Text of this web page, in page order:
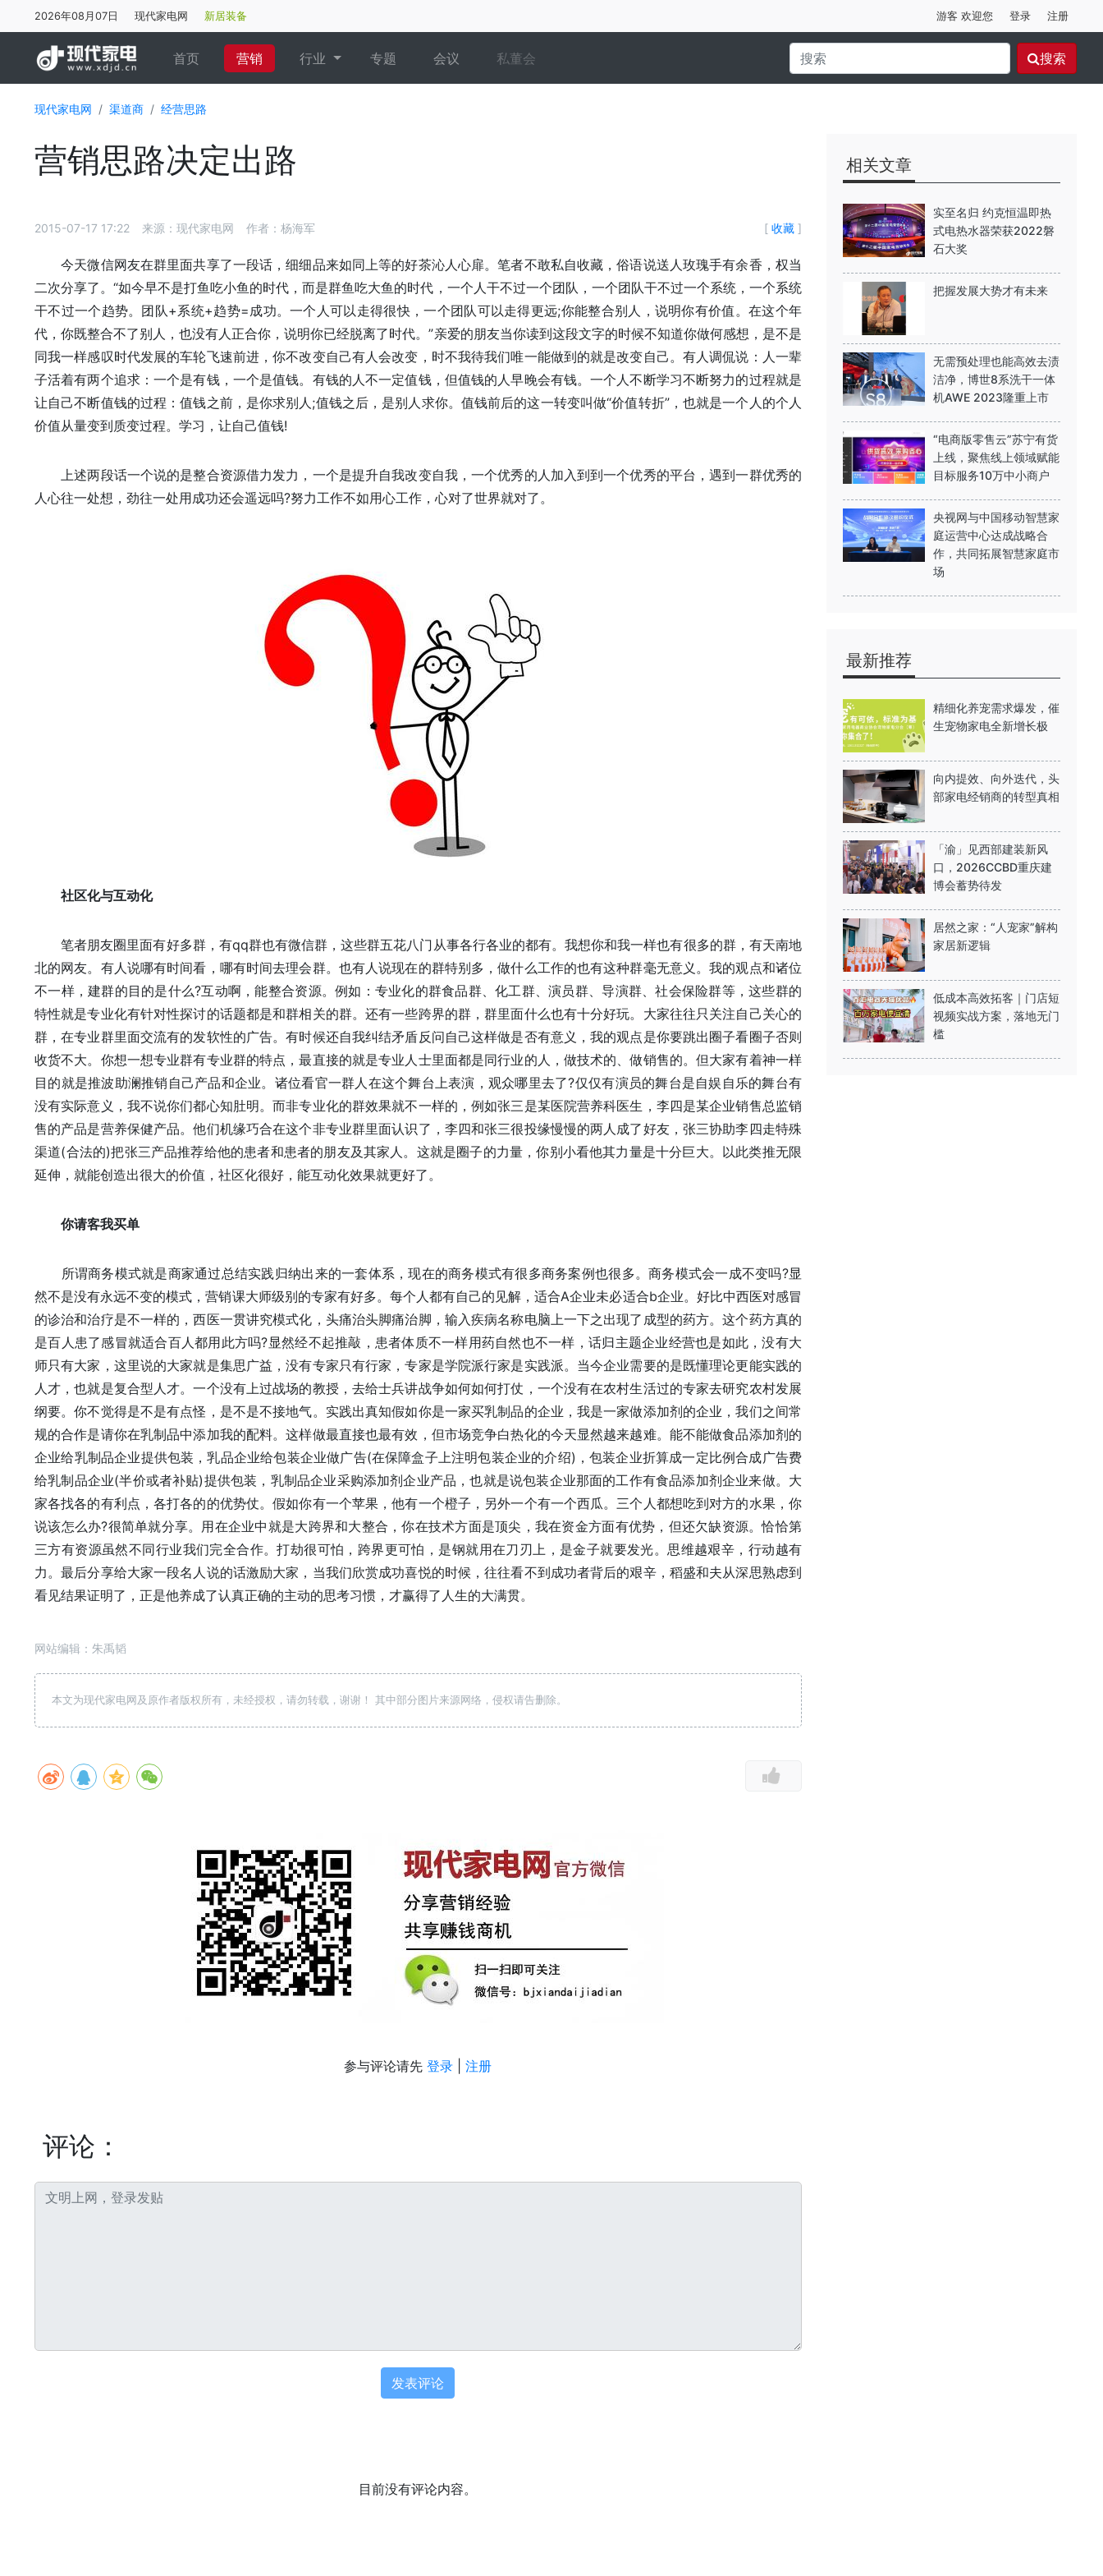
2026年08月07日 现代家电网 新居装备 游客 欢迎您 登录 注册
首页(current)
营销 行业 专题 会议 私董会 搜索
现代家电网 渠道商 经营思路
营销思路决定出路
2015-07-17 17:22 来源：现代家电网 作者：杨海军 [ 收藏]
今天微信网友在群里面共享了一段话，细细品来如同上等的好茶沁人心扉。笔者不敢私自收藏，俗语说送人玫瑰手有余香，权当
二次分享了。“如今早不是打鱼吃小鱼的时代，而是群鱼吃大鱼的时代，一个人干不过一个团队，一个团队干不过一个系统，一个系统
干不过一个趋势。团队+系统+趋势=成功。一个人可以走得很快，一个团队可以走得更远;你能整合别人，说明你有价值。在这个年
代，你既整合不了别人，也没有人正合你，说明你已经脱离了时代。”亲爱的朋友当你读到这段文字的时候不知道你做何感想，是不是
同我一样感叹时代发展的车轮飞速前进，你不改变自己有人会改变，时不我待我们唯一能做到的就是改变自己。有人调侃说：人一辈
子活着有两个追求：一个是有钱，一个是值钱。有钱的人不一定值钱，但值钱的人早晚会有钱。一个人不断学习不断努力的过程就是
让自己不断值钱的过程：值钱之前，是你求别人;值钱之后，是别人求你。值钱前后的这一转变叫做“价值转折”，也就是一个人的个人
价值从量变到质变过程。学习，让自己值钱!
上述两段话一个说的是整合资源借力发力，一个是提升自我改变自我，一个优秀的人加入到到一个优秀的平台，遇到一群优秀的
人心往一处想，劲往一处用成功还会遥远吗?努力工作不如用心工作，心对了世界就对了。
社区化与互动化
笔者朋友圈里面有好多群，有qq群也有微信群，这些群五花八门从事各行各业的都有。我想你和我一样也有很多的群，有天南地
北的网友。有人说哪有时间看，哪有时间去理会群。也有人说现在的群特别多，做什么工作的也有这种群毫无意义。我的观点和诸位
不一样，建群的目的是什么?互动啊，能整合资源。例如：专业化的群食品群、化工群、演员群、导演群、社会保险群等，这些群的
特性就是专业化有针对性探讨的话题都是和群相关的群。还有一些跨界的群，群里面什么也有十分好玩。大家往往只关注自己关心的
群，在专业群里面交流有的发软性的广告。有时候还自我纠结矛盾反问自己这样做是否有意义，我的观点是你要跳出圈子看圈子否则
收货不大。你想一想专业群有专业群的特点，最直接的就是专业人士里面都是同行业的人，做技术的、做销售的。但大家有着神一样
目的就是推波助澜推销自己产品和企业。诸位看官一群人在这个舞台上表演，观众哪里去了?仅仅有演员的舞台是自娱自乐的舞台有
没有实际意义，我不说你们都心知肚明。而非专业化的群效果就不一样的，例如张三是某医院营养科医生，李四是某企业销售总监销
售的产品是营养保健产品。他们机缘巧合在这个非专业群里面认识了，李四和张三很投缘慢慢的两人成了好友，张三协助李四走特殊
渠道(合法的)把张三产品推荐给他的患者和患者的朋友及其家人。这就是圈子的力量，你别小看他其力量是十分巨大。以此类推无限
延伸，就能创造出很大的价值，社区化很好，能互动化效果就更好了。
你请客我买单
所谓商务模式就是商家通过总结实践归纳出来的一套体系，现在的商务模式有很多商务案例也很多。商务模式会一成不变吗?显
然不是没有永远不变的模式，营销课大师级别的专家有好多。每个人都有自己的见解，适合A企业未必适合b企业。好比中西医对感冒
的诊治和治疗是不一样的，西医一贯讲究模式化，头痛治头脚痛治脚，输入疾病名称电脑上一下之出现了成型的药方。这个药方真的
是百人患了感冒就适合百人都用此方吗?显然经不起推敲，患者体质不一样用药自然也不一样，话归主题企业经营也是如此，没有大
师只有大家，这里说的大家就是集思广益，没有专家只有行家，专家是学院派行家是实践派。当今企业需要的是既懂理论更能实践的
人才，也就是复合型人才。一个没有上过战场的教授，去给士兵讲战争如何如何打仗，一个没有在农村生活过的专家去研究农村发展
纲要。你不觉得是不是有点怪，是不是不接地气。实践出真知假如你是一家买乳制品的企业，我是一家做添加剂的企业，我们之间常
规的合作是请你在乳制品中添加我的配料。这样做最直接也最有效，但市场竞争白热化的今天显然越来越难。能不能做食品添加剂的
企业给乳制品企业提供包装，乳品企业给包装企业做广告(在保障盒子上注明包装企业的介绍)，包装企业折算成一定比例合成广告费
给乳制品企业(半价或者补贴)提供包装，乳制品企业采购添加剂企业产品，也就是说包装企业那面的工作有食品添加剂企业来做。大
家各找各的有利点，各打各的的优势仗。假如你有一个苹果，他有一个橙子，另外一个有一个西瓜。三个人都想吃到对方的水果，你
说该怎么办?很简单就分享。用在企业中就是大跨界和大整合，你在技术方面是顶尖，我在资金方面有优势，但还欠缺资源。恰恰第
三方有资源虽然不同行业我们完全合作。打劫很可怕，跨界更可怕，是钢就用在刀刃上，是金子就要发光。思维越艰辛，行动越有
力。最后分享给大家一段名人说的话激励大家，当我们欣赏成功喜悦的时候，往往看不到成功者背后的艰辛，稻盛和夫从深思熟虑到
看见结果证明了，正是他养成了认真正确的主动的思考习惯，才赢得了人生的大满贯。
网站编辑：朱禹韬
本文为现代家电网及原作者版权所有，未经授权，请勿转载，谢谢！ 其中部分图片来源网络，侵权请告删除。
参与评论请先登录 |注册
评论：
目前没有评论内容。
相关文章
实至名归 约克恒温即热
式电热水器荣获2022磐
石大奖
把握发展大势才有未来
无需预处理也能高效去渍
洁净，博世8系洗干一体
机AWE 2023隆重上市
“电商版零售云”苏宁有货
上线，聚焦线上领域赋能
目标服务10万中小商户
央视网与中国移动智慧家
庭运营中心达成战略合
作，共同拓展智慧家庭市
场
最新推荐
精细化养宠需求爆发，催
生宠物家电全新增长极
向内提效、向外迭代，头
部家电经销商的转型真相
「渝」见西部建装新风
口，2026CCBD重庆建
博会蓄势待发
居然之家：“人宠家”解构
家居新逻辑
低成本高效拓客｜门店短
视频实战方案，落地无门
槛